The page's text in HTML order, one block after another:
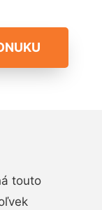
touto